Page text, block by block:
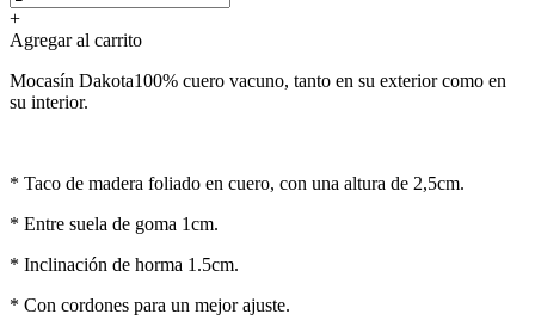
+
Agregar al carrito
Mocasín Dakota100% cuero vacuno, tanto en su exterior como en
su interior.
* Taco de madera foliado en cuero, con una altura de 2,5cm.
* Entre suela de goma 1cm.
* Inclinación de horma 1.5cm.
* Con cordones para un mejor ajuste.